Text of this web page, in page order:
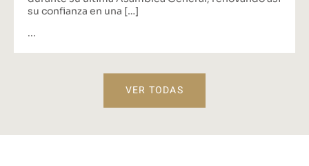
su confianza en una […]
...
VER TODAS